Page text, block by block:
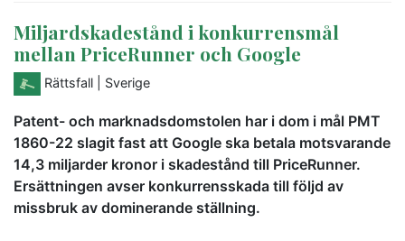
Miljardskadestånd i konkurrensmål
mellan PriceRunner och Google
Rättsfall | Sverige
Patent- och marknadsdomstolen har i dom i mål PMT
1860-22 slagit fast att Google ska betala motsvarande
14,3 miljarder kronor i skadestånd till PriceRunner.
Ersättningen avser konkurrensskada till följd av
missbruk av dominerande ställning.